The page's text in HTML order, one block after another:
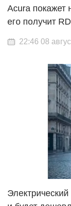
Acura покажет
его получит
22:46 08